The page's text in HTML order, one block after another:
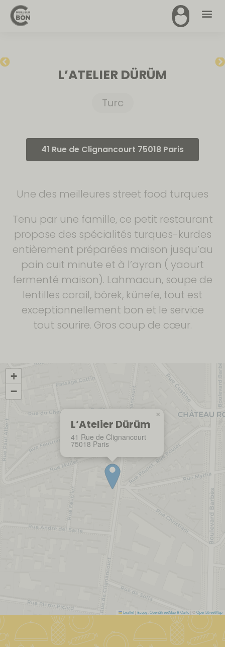
L’ATELIER DÜRÜM
Turc
41 Rue de Clignancourt 75018 Paris
Une des meilleures street food turques
Tenu par une famille, ce petit restaurant
propose des spécialités turques-kurdes
entièrement préparées maison jusqu’au
pain cuit minute et à l’ayran ( yaourt
fermenté maison). Lahmacun, soupe de
lentilles corail, börek, künefe, tout est
exceptionnellement bon et le service
tout sourire. Gros coup de cœur.
L’Atelier Dürüm
41 Rue de Clignancourt
75018 Paris
×
+
−
Leaflet &copy; OpenStreetMap & Carto | ©OpenStreetMap